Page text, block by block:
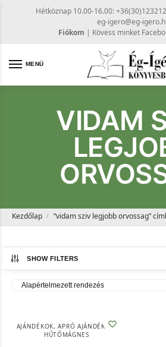
Hétköznap 10.00-16.00:
eg-igero@eg-
Fiókom | Kövess minket
MENÜ
VIDAM
Kezdőlap / “vidam sziv legjobb orvossag”
SHOW FILTERS
AJÁNDÉKOK,APRÓ AJÁNDÉKOK,
HŰTŐMÁGNES